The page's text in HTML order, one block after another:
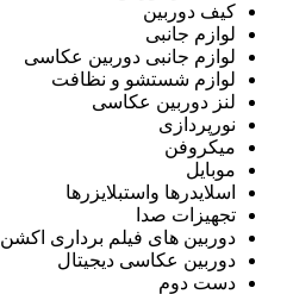
کیف دوربین
لوازم جانبی
لوازم جانبی دوربین عکاسی
لوازم شستشو و نظافت
لنز دوربین عکاسی
نورپردازی
میکروفن
موبایل
اسلایدرها واستبلایزرها
تجهیزات صدا
دوربین های فیلم برداری اکشن
دوربین عکاسی دیجیتال
دست دوم